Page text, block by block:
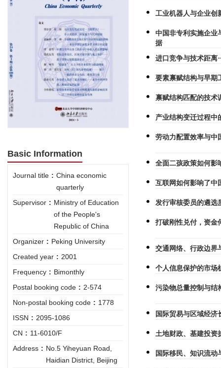
Basic Information
Journal title : China economic
quarterly
Supervisor : Ministry of Education
of the People's
Republic of China
Organizer : Peking University
Created year : 2001
Frequency : Bimonthly
Postal booking code : 2-574
Non-postal booking code : 1778
ISSN : 2095-1086
CN : 11-6010/F
Address : No.5 Yiheyuan Road,
Haidian District, Beijing
工业机器人与企业
中国非专利实施企业
据
进口竞争与技术距离
要素禀赋结构与早期
禀赋结构匹配的技术
产业结构变迁过程中
劳动力配置效率与
全面二孩政策如何影
互联网如何影响了中
发行审核委员的遴选
打破刚性兑付，资
交通网络、行政边
个人信息保护的市场
污染物总量控制与结
国际贸易与区域经
土地财政、基建投资
国际移民、知识流动